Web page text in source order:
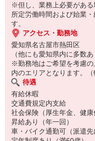
※但し、業務上必要がある
所定労働時間および始業
す。
アクセス・勤務地
愛知県名古屋市熱田区
（他にも愛知県内に多数あ
※勤務地はご希望を考慮
内のエリアとなります。（
待遇
有給休暇
交通費規定内支給
社会保険（厚生年金、健康
昇給あり（年一回）
車・バイク通勤可（派遣先